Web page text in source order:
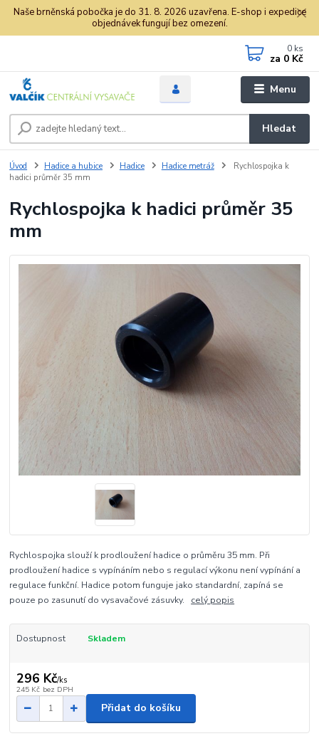
Naše brněnská pobočka je do 31. 8. 2026 uzavřena. E-shop i expedice
objednávek fungují bez omezení.
Menu
Hledat
0 ks
za 0 Kč
Úvod Hadice a hubice Hadice Hadice metráž
Rychlospojka k
hadici průměr 35 mm
Rychlospojka k hadici průměr 35
mm
Rychlospojka slouží k prodloužení hadice o průměru 35 mm. Při
prodloužení hadice s vypínáním nebo s regulací výkonu není vypínání a
regulace funkční. Hadice potom funguje jako standardní, zapíná se
pouze po zasunutí do vysavačové zásuvky. celý popis
Dostupnost Skladem
296 Kč/ks
245 Kč bez DPH
Přidat do košíku